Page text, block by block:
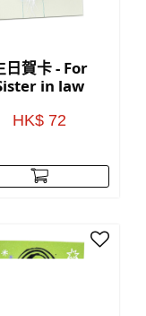
日賀卡 - For
in law
HK$ 72